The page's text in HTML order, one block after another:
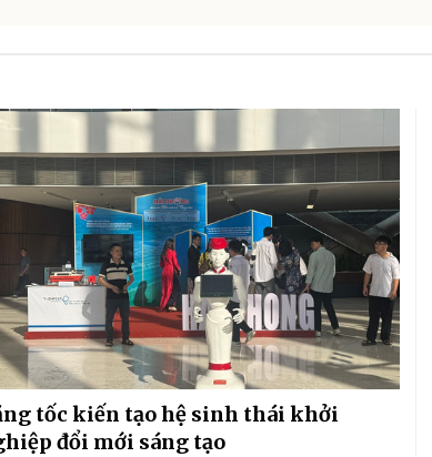
tốc kiến tạo hệ sinh thái khởi
đổi mới sáng tạo